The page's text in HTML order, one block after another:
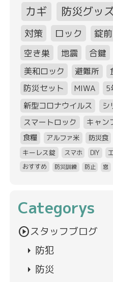
カギ
防災グッ
対策
ロック 錠前
空き巣
地震 合鍵
美和ロック
避難所
防災セット
MIWA
5
新型コロナウイルス
シ
スマートロック
キャン
食糧
アルファ米 防災食
キーレス錠 スマホ DIY
おすすめ
防災訓練 防止 窓
Categorys
play_circleスタッフブログ
arrow_right 防犯
arrow_right 防災